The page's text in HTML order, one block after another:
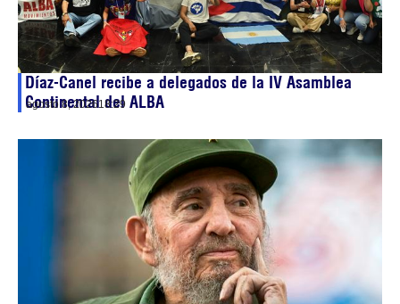
Díaz-Canel recibe a delegados de la IV Asamblea
Continental del ALBA
agosto 8, 202618:29